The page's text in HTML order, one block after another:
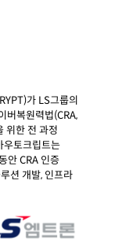
가 LS그룹의
버복원력법(CRA,
위한 전 과정
우토크립트는
안 CRA 인증
션 개발, 인프라